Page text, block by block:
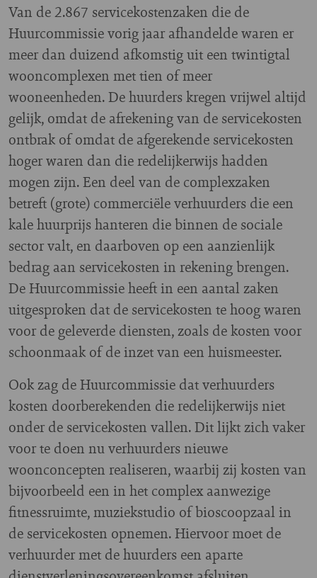
Van de 2.867 servicekostenzaken die de
Huurcommissie vorig jaar afhandelde waren er
meer dan duizend afkomstig uit een twintigtal
wooncomplexen met tien of meer
wooneenheden. De huurders kregen vrijwel altijd
gelijk, omdat de afrekening van de servicekosten
ontbrak of omdat de afgerekende servicekosten
hoger waren dan die redelijkerwijs hadden
mogen zijn. Een deel van de complexzaken
betreft (grote) commerciële verhuurders die een
kale huurprijs hanteren die binnen de sociale
sector valt, en daarboven op een aanzienlijk
bedrag aan servicekosten in rekening brengen.
De Huurcommissie heeft in een aantal zaken
uitgesproken dat de servicekosten te hoog waren
voor de geleverde diensten, zoals de kosten voor
schoonmaak of de inzet van een huismeester.
Ook zag de Huurcommissie dat verhuurders
kosten doorberekenden die redelijkerwijs niet
onder de servicekosten vallen. Dit lijkt zich vaker
voor te doen nu verhuurders nieuwe
woonconcepten realiseren, waarbij zij kosten van
bijvoorbeeld een in het complex aanwezige
fitnessruimte, muziekstudio of bioscoopzaal in
de servicekosten opnemen. Hiervoor moet de
verhuurder met de huurders een aparte